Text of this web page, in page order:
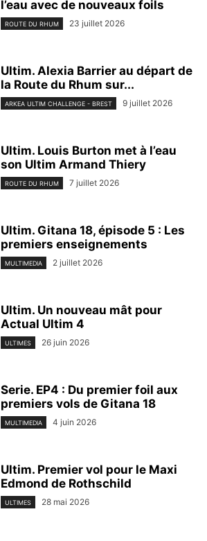
l’eau avec de nouveaux foils
ROUTE DU RHUM 23 juillet 2026
Ultim. Alexia Barrier au départ de
la Route du Rhum sur...
ARKEA ULTIM CHALLENGE - BREST 9 juillet 2026
Ultim. Louis Burton met à l’eau
son Ultim Armand Thiery
ROUTE DU RHUM 7 juillet 2026
Ultim. Gitana 18, épisode 5 : Les
premiers enseignements
MULTIMEDIA 2 juillet 2026
Ultim. Un nouveau mât pour
Actual Ultim 4
ULTIMES 26 juin 2026
Serie. EP4 : Du premier foil aux
premiers vols de Gitana 18
MULTIMEDIA 4 juin 2026
Ultim. Premier vol pour le Maxi
Edmond de Rothschild
ULTIMES 28 mai 2026